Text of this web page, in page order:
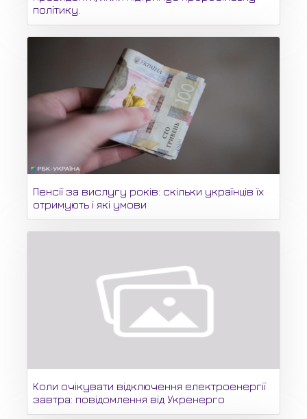
політику.
Пенсії за вислугу років: скільки українців їх
отримують і які умови
Коли очікувати відключення електроенергії
завтра: повідомлення від Укренерго